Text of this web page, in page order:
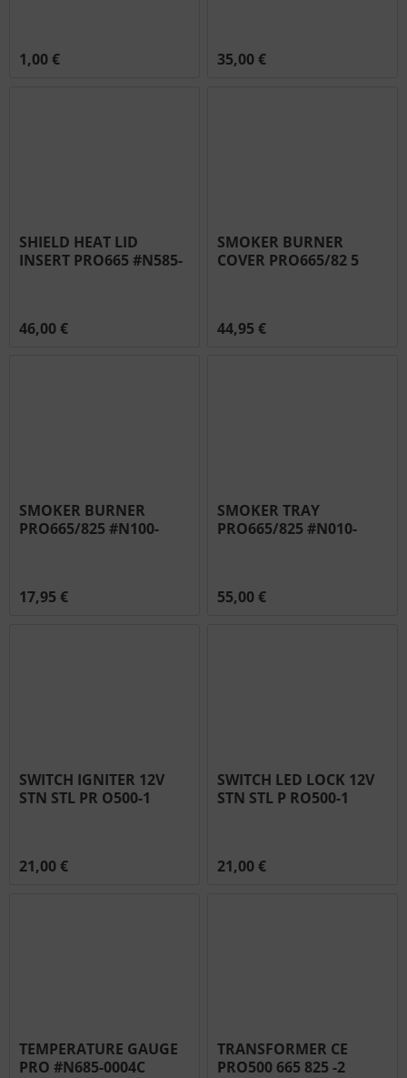
1,00 € 35,00 €
SHIELD HEAT LID
INSERT PRO665 #N585-
46,00 €
SMOKER BURNER
COVER PRO665/82 5
44,95 €
SMOKER BURNER
PRO665/825 #N100-
17,95 €
SMOKER TRAY
PRO665/825 #N010-
55,00 €
SWITCH IGNITER 12V
STN STL PR O500-1
21,00 €
SWITCH LED LOCK 12V
STN STL P RO500-1
21,00 €
TEMPERATURE GAUGE
PRO #N685-0004C
TRANSFORMER CE
PRO500 665 825 -2